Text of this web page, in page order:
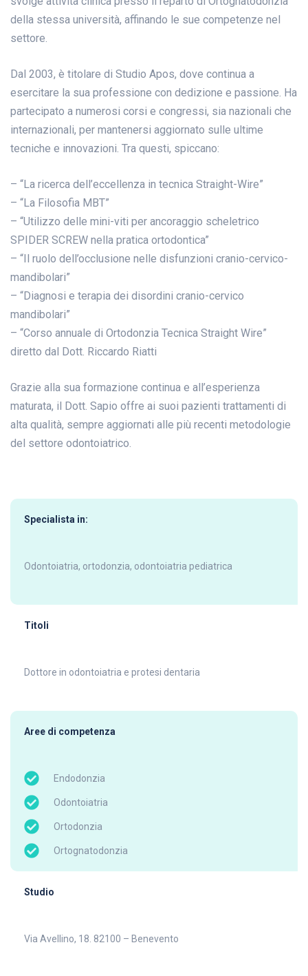
della stessa università, affinando le sue competenze nel
settore.
Dal 2003, è titolare di Studio Apos, dove continua a
esercitare la sua professione con dedizione e passione. Ha
partecipato a numerosi corsi e congressi, sia nazionali che
internazionali, per mantenersi aggiornato sulle ultime
tecniche e innovazioni. Tra questi, spiccano:
– “La ricerca dell’eccellenza in tecnica Straight-Wire”
– “La Filosofia MBT”
– “Utilizzo delle mini-viti per ancoraggio scheletrico
SPIDER SCREW nella pratica ortodontica”
– “Il ruolo dell’occlusione nelle disfunzioni cranio-cervico-
mandibolari”
– “Diagnosi e terapia dei disordini cranio-cervico
mandibolari”
– “Corso annuale di Ortodonzia Tecnica Straight Wire”
diretto dal Dott. Riccardo Riatti
Grazie alla sua formazione continua e all’esperienza
maturata, il Dott. Sapio offre ai suoi pazienti trattamenti di
alta qualità, sempre aggiornati alle più recenti metodologie
del settore odontoiatrico.
Specialista in:
Odontoiatria, ortodonzia, odontoiatria pediatrica
Titoli
Dottore in odontoiatria e protesi dentaria
Aree di competenza
Endodonzia
Odontoiatria
Ortodonzia
Ortognatodonzia
Studio
Via Avellino, 18. 82100 – Benevento